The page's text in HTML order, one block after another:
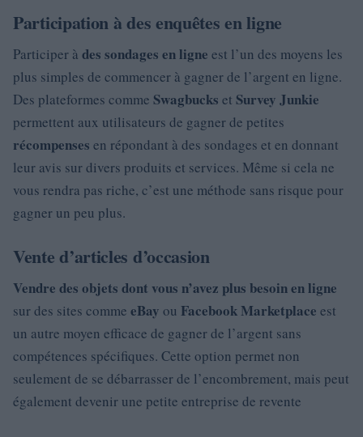
Participation à des enquêtes en ligne
Participer à des sondages en ligne est l’un des moyens les
plus simples de commencer à gagner de l’argent en ligne.
Des plateformes comme Swagbucks et Survey Junkie
permettent aux utilisateurs de gagner de petites
récompenses en répondant à des sondages et en donnant
leur avis sur divers produits et services. Même si cela ne
vous rendra pas riche, c’est une méthode sans risque pour
gagner un peu plus.
Vente d’articles d’occasion
Vendre des objets dont vous n’avez plus besoin en ligne
sur des sites comme eBay ou Facebook Marketplace est
un autre moyen efficace de gagner de l’argent sans
compétences spécifiques. Cette option permet non
seulement de se débarrasser de l’encombrement, mais peut
également devenir une petite entreprise de revente